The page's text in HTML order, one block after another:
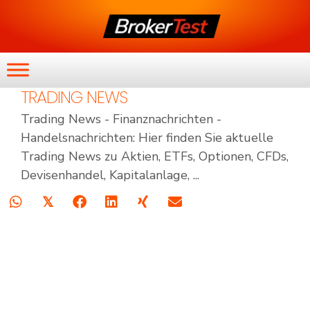
TRADING NEWS
Trading News - Finanznachrichten -
Handelsnachrichten: Hier finden Sie aktuelle
Trading News zu Aktien, ETFs, Optionen, CFDs,
Devisenhandel, Kapitalanlage, ...
𝕏